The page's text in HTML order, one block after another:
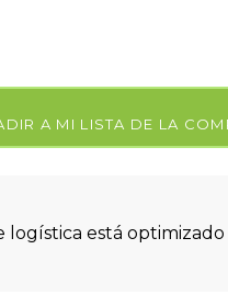
A MI LISTA DE LA
logística está